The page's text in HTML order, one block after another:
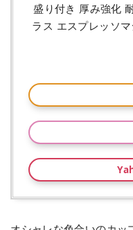
盛り付き 厚み強化
ラス エスプレッソ